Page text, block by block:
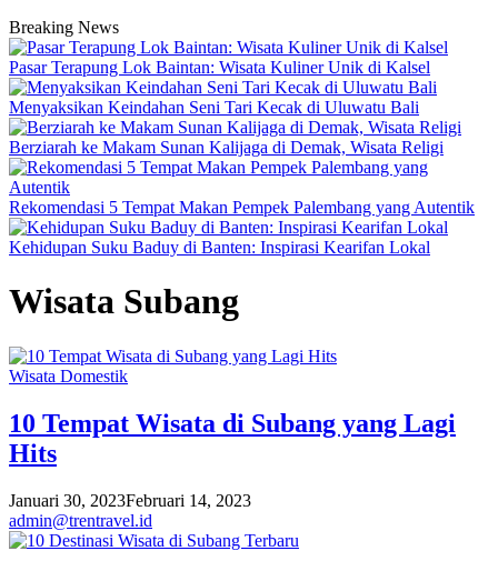
Breaking News
Pasar Terapung Lok Baintan: Wisata Kuliner Unik di Kalsel
Menyaksikan Keindahan Seni Tari Kecak di Uluwatu Bali
Berziarah ke Makam Sunan Kalijaga di Demak, Wisata Religi
Rekomendasi 5 Tempat Makan Pempek Palembang yang Autentik
Kehidupan Suku Baduy di Banten: Inspirasi Kearifan Lokal
Wisata Subang
Wisata Domestik
10 Tempat Wisata di Subang yang Lagi
Hits
Januari 30, 2023Februari 14, 2023
admin@trentravel.id